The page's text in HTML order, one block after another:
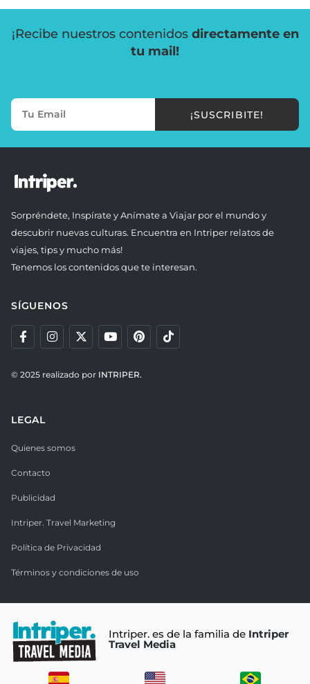
¡Recibe nuestros contenidos directamente en
tu mail!
¡SUSCRIBITE!
Sorpréndete, Inspírate y Anímate a Viajar por el mundo y
descubrir nuevas culturas. Encuentra en Intriper relatos de
viajes, tips y mucho más!
Tenemos los contenidos que te interesan.
SÍGUENOS
© 2025 realizado por INTRIPER.
LEGAL
Quienes somos
Contacto
Publicidad
Intriper. Travel Marketing
Política de Privacidad
Términos y condiciones de uso
Intriper. es de la familia de Intriper
Travel Media